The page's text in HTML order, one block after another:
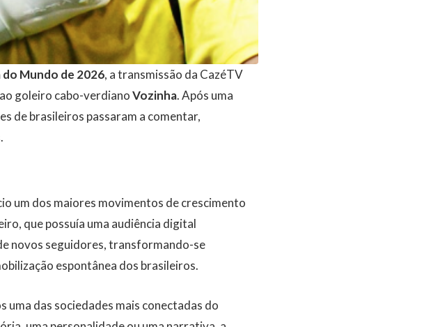
do Mundo de 2026, a transmissão da CazéTV
goleiro cabo-verdianoVozinha. Após uma
de brasileiros passaram a comentar,
um dos maiores movimentos de crescimento
que possuía uma audiência digital
novos seguidores, transformando-se
espontânea dos brasileiros.
uma das sociedades mais conectadas do